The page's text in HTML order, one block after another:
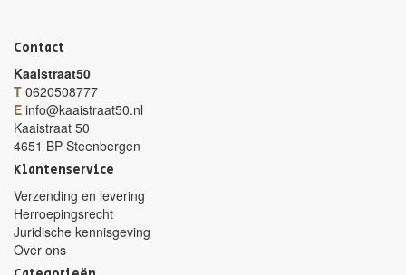
Contact
Kaaistraat50
T 0620508777
E info@kaaistraat50.nl
Kaaistraat 50
4651 BP Steenbergen
Klantenservice
Verzending en levering
Herroepingsrecht
Juridische kennisgeving
Over ons